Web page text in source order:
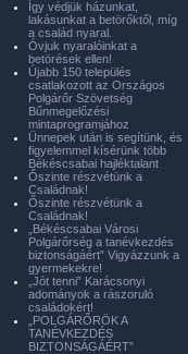
Így védjük házunkat,
lakásunkat a betörőktől, míg
a család nyaral.
Óvjuk nyaralóinkat a
betörések ellen!
Újabb 150 település
csatlakozott az Országos
Polgárőr Szövetség
Bűnmegelőzési
mintaprogramjához
Ünnepek után is segítünk, és
figyelemmel kísérünk több
Békéscsabai hajléktalant
Őszinte részvétünk a
Családnak!
Őszinte részvétünk a
Családnak!
„Békéscsabai Városi
Polgárőrség a tanévkezdés
biztonságáért” Vigyázzunk a
gyermekekre!
„Jót tenni” Karácsonyi
adományok a rászoruló
családokért!
„POLGÁRŐRÖK A
TANÉVKEZDÉS
BIZTONSÁGÁÉRT”